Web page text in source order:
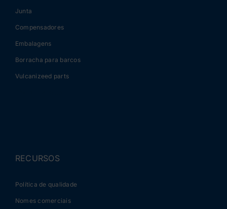
Junta
Compensadores
Embalagens
Borracha para barcos
Vulcanizeed parts
RECURSOS
Política de qualidade
Nomes comerciais